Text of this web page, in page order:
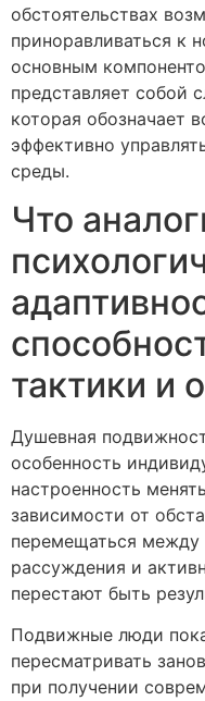
обстоятельствах
приноравливаться к
основным
представляет собой
которая обозначает
эффективно
среды.
Что
тактики и
Душевная
особенность
настроенность
зависимости от
перемещаться между
рассуждения и
перестают быть
Подвижные люди
пересматривать
при получении